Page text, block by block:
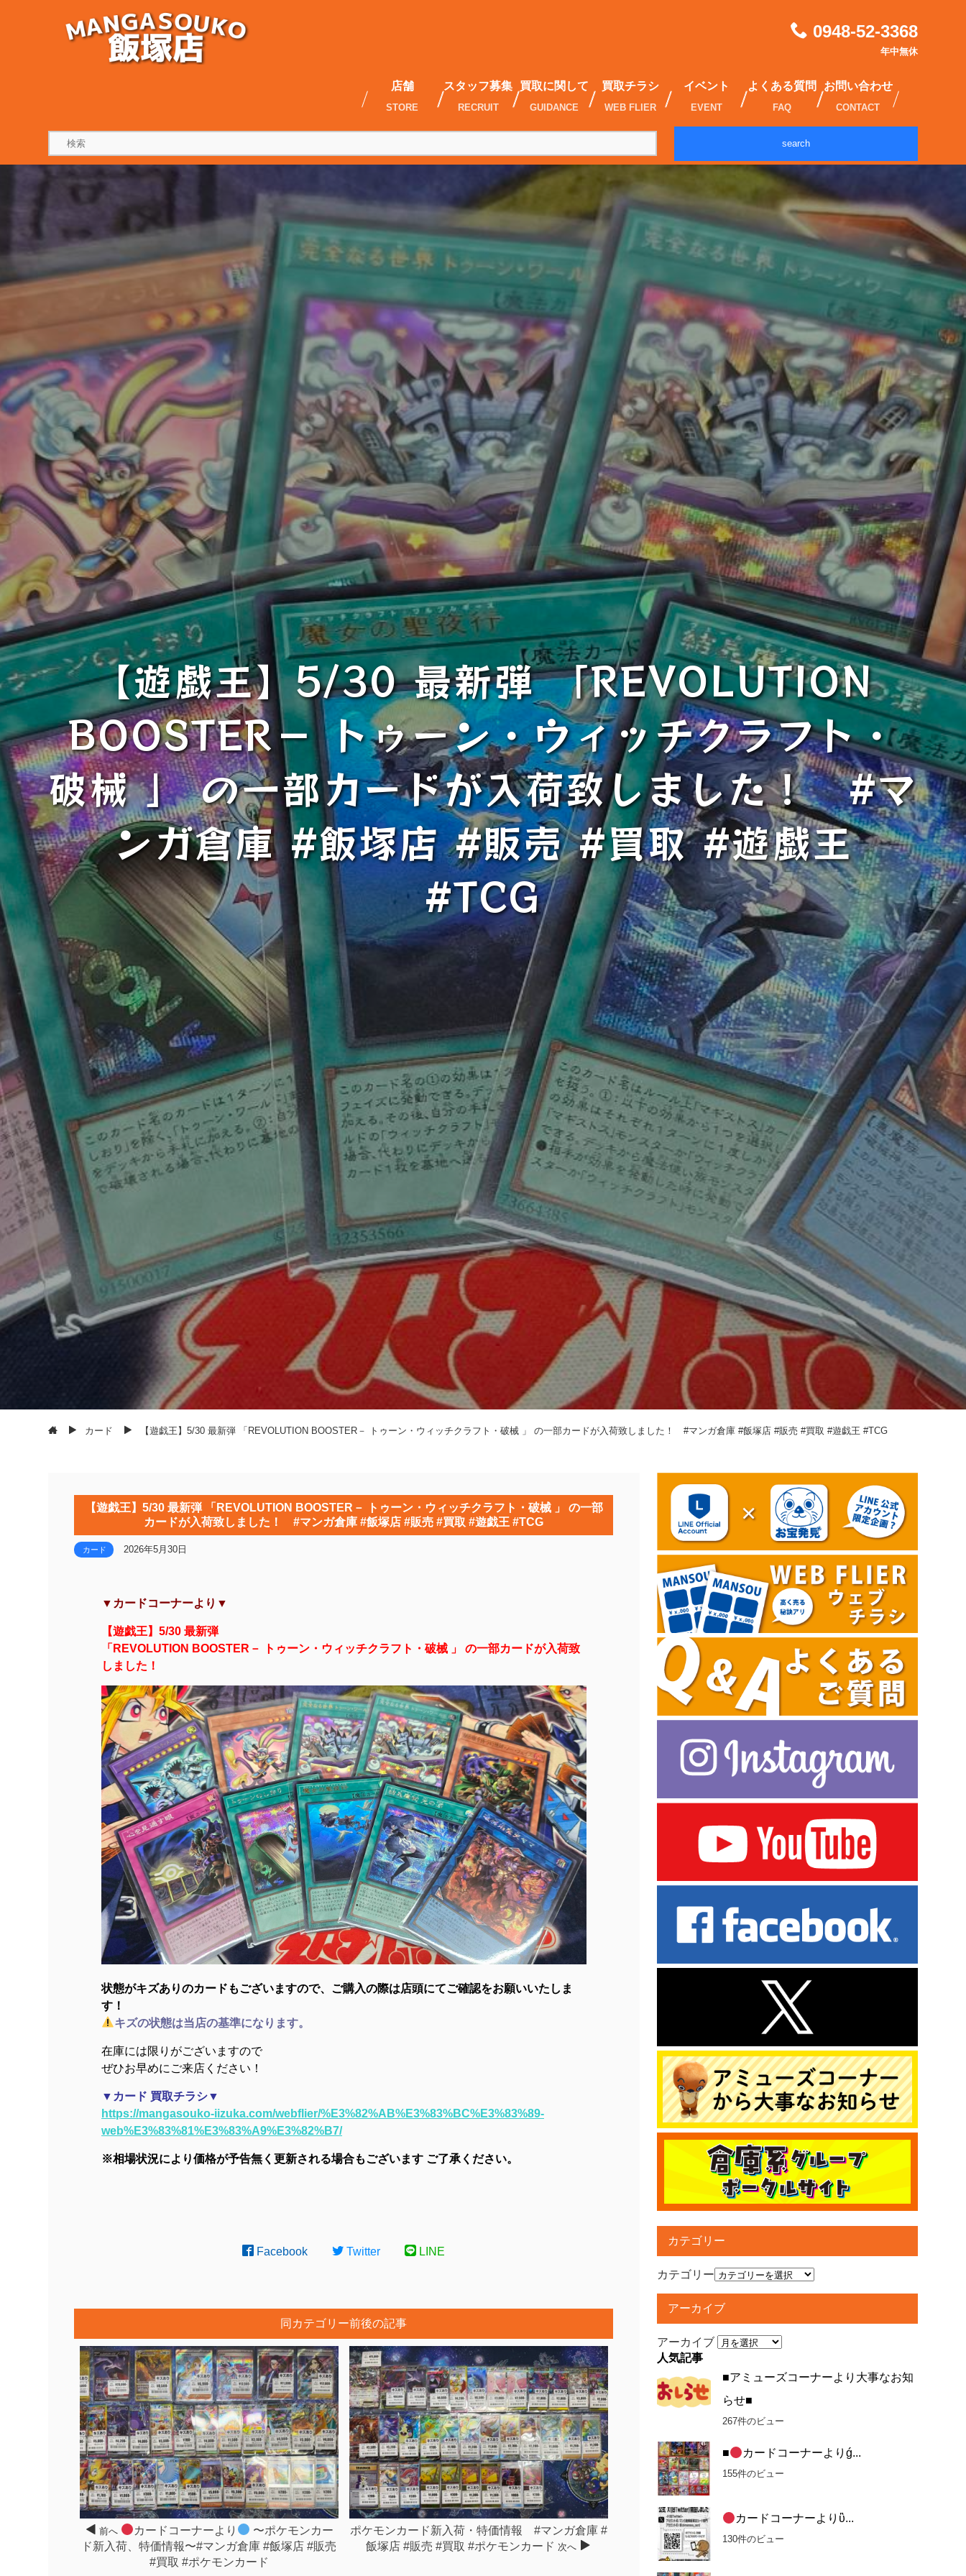
0948-52-3368
年中無休
店舗
STORE
スタッフ募集
RECRUIT
買取に関して
GUIDANCE
買取チラシ
WEB FLIER
イベント
EVENT
よくある質問
FAQ
お問い合わせ
CONTACT
search
【遊戯王】5/30 最新弾 「REVOLUTION
BOOSTER－ トゥーン・ウィッチクラフト・
破械 」 の一部カードが入荷致しました！ #マ
ンガ倉庫 #飯塚店 #販売 #買取 #遊戯王
#TCG
カード 【遊戯王】5/30 最新弾 「REVOLUTION BOOSTER－ トゥーン・ウィッチクラフト・破械 」 の一部カードが入荷致しました！ #マンガ倉庫 #飯塚店 #販売 #買取 #遊戯王 #TCG
【遊戯王】5/30 最新弾 「REVOLUTION BOOSTER－ トゥーン・ウィッチクラフト・破械 」 の一部
カードが入荷致しました！ #マンガ倉庫 #飯塚店 #販売 #買取 #遊戯王 #TCG
カード 2026年5月30日
▼カードコーナーより▼
【遊戯王】5/30 最新弾
「REVOLUTION BOOSTER－ トゥーン・ウィッチクラフト・破械 」 の一部カードが入荷致
しました！
状態がキズありのカードもございますので、ご購入の際は店頭にてご確認をお願いいたしま
す！
キズの状態は当店の基準になります。
在庫には限りがございますので
ぜひお早めにご来店ください！
▼カード 買取チラシ▼
https://mangasouko-iizuka.com/webflier/%E3%82%AB%E3%83%BC%E3%83%89-
web%E3%83%81%E3%83%A9%E3%82%B7/
※相場状況により価格が予告無く更新される場合もございます ご了承ください。
Facebook Twitter LINE
同カテゴリー前後の記事
前へ カードコーナーより
〜ポケモンカー
ド新入荷、特価情報〜#マンガ倉庫 #飯塚店 #販売
#買取 #ポケモンカード
ポケモンカード新入荷・特価情報 #マンガ倉庫 #
飯塚店 #販売 #買取 #ポケモンカード 次へ
カテゴリー
カテゴリー
アーカイブ
アーカイブ
人気記事
■アミューズコーナーより大事なお知
らせ■
267件のビュー
■ カードコーナーよりǵ...
155件のビュー
カードコーナーよりὓ...
130件のビュー